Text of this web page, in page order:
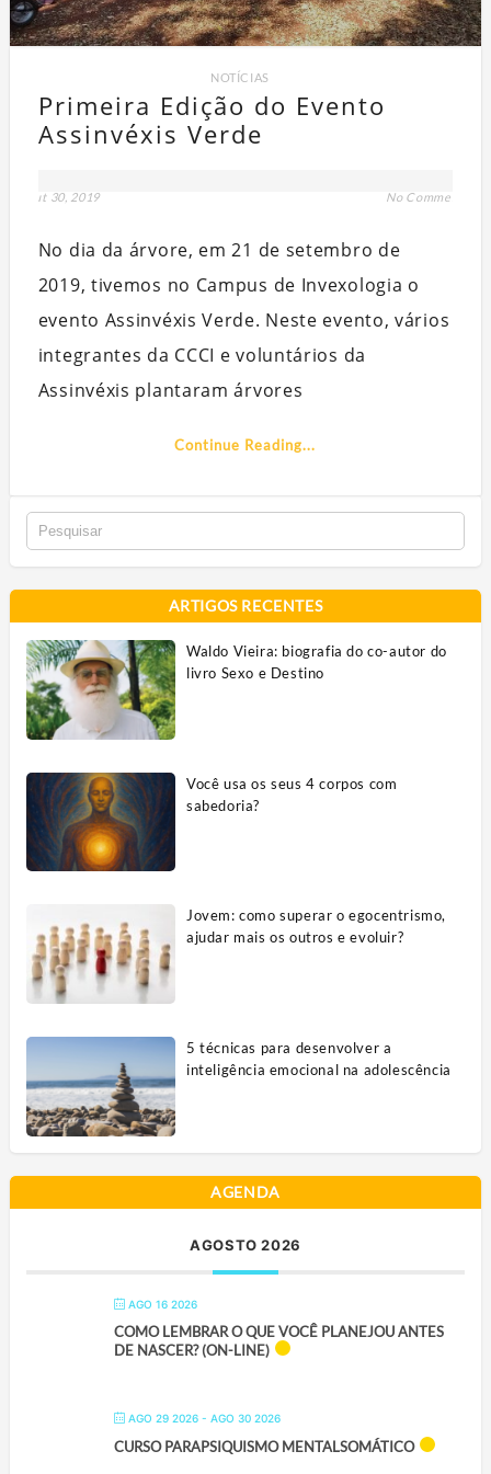
NOTÍCIAS
Primeira Edição do Evento
Assinvéxis Verde
out 30, 2019 No Comment
No dia da árvore, em 21 de setembro de
2019, tivemos no Campus de Invexologia o
evento Assinvéxis Verde. Neste evento, vários
integrantes da CCCI e voluntários da
Assinvéxis plantaram árvores
Continue Reading...
ARTIGOS RECENTES
Waldo Vieira: biografia do co-autor do
livro Sexo e Destino
Você usa os seus 4 corpos com
sabedoria?
Jovem: como superar o egocentrismo,
ajudar mais os outros e evoluir?
5 técnicas para desenvolver a
inteligência emocional na adolescência
AGENDA
AGOSTO 2026
AGO 16 2026
COMO LEMBRAR O QUE VOCÊ PLANEJOU ANTES
DE NASCER? (ON-LINE)
AGO 29 2026- AGO 30 2026
CURSO PARAPSIQUISMO MENTALSOMÁTICO